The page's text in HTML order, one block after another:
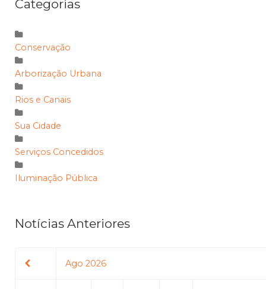
Categorias
Conservação
Arborização Urbana
Rios e Canais
Sua Cidade
Serviços Concedidos
Iluminação Pública
Notícias Anteriores
Ago 2026